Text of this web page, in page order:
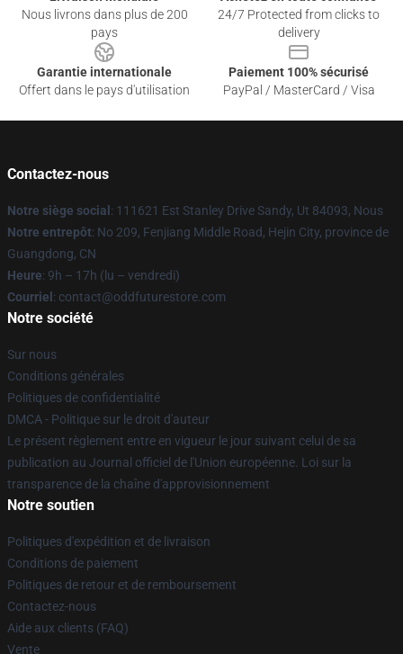
Nous livrons dans plus de 200
pays
24/7 Protected from clicks to
delivery
Garantie internationale
Offert dans le pays d'utilisation
Paiement 100% sécurisé
PayPal / MasterCard / Visa
Contactez-nous
Notre siège social : 111621 Est Stanley Drive Sandy, Ut 84093, Nous
Notre entrepôt: No 209, Fenjiang Middle Road, Hejin City, province de
Guangdong, CN
Heure: 9h – 17h (lu – vendredi)
Courriel : contact@oddfuturestore.com
Notre société
Sur nous
Conditions générales
Politiques de confidentialité
DMCA - Politique sur le droit d'auteur
Le présent règlement entre en vigueur le jour suivant celui de sa
publication au Journal officiel de l'Union européenne. Loi sur la
transparence de la chaîne d'approvisionnement
Notre soutien
Politiques d'expédition et de livraison
Conditions de paiement
Politiques de retour et de remboursement
Contactez-nous
Aide aux clients (FAQ)
Vente